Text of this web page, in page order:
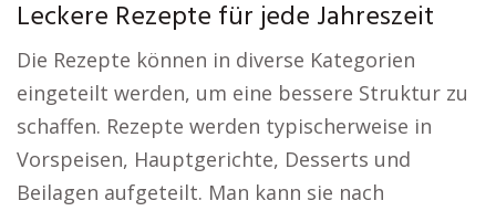
Leckere Rezepte für jede Jahreszeit
Die Rezepte können in diverse Kategorien
eingeteilt werden, um eine bessere Struktur zu
schaffen. Rezepte werden typischerweise in
Vorspeisen, Hauptgerichte, Desserts und
Beilagen aufgeteilt. Man kann sie nach